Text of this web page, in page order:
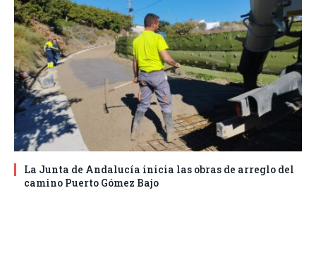
La Junta de Andalucía inicia las obras de arreglo del
camino Puerto Gómez Bajo